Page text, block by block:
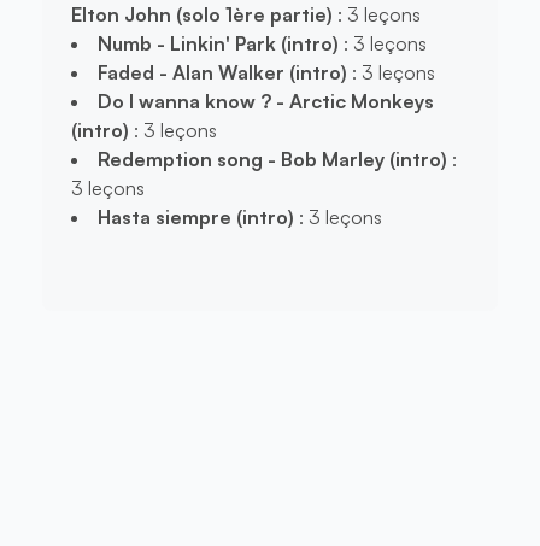
Elton John (solo 1ère partie) : 3 leçons
Numb - Linkin' Park (intro) : 3 leçons
Faded - Alan Walker (intro) : 3 leçons
Do I wanna know ? - Arctic Monkeys
(intro) : 3 leçons
Redemption song - Bob Marley (intro) :
3 leçons
Hasta siempre (intro) : 3 leçons